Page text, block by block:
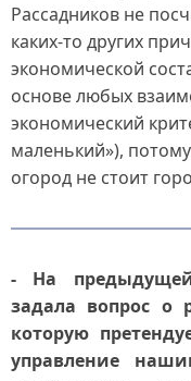
Рассадников не
каких-то других
экономической
основе любых
экономический
маленький»),
огород не стоит
- На предыдущей
задала вопрос о
которую
управление